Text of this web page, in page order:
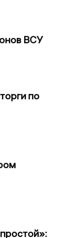
ВСУ
по